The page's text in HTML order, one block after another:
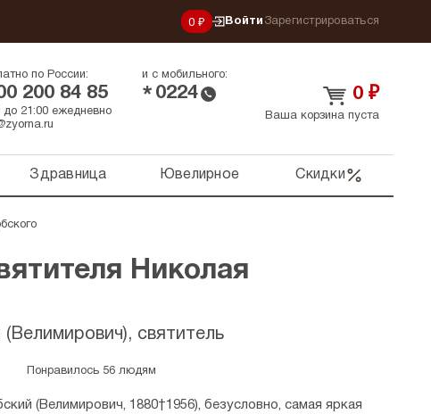
0 ₽ Войти Зарегистрироваться
по России:
200 84 85
и с мобильного:
* 0224
до 21:00 ежедневно
0 ₽
Ваша корзина пуста
Здравница Ювелирное Скидки
Николая
святитель
Понравилось 56 людям
(Велимирович, 1880†1956), безусловно, самая яркая